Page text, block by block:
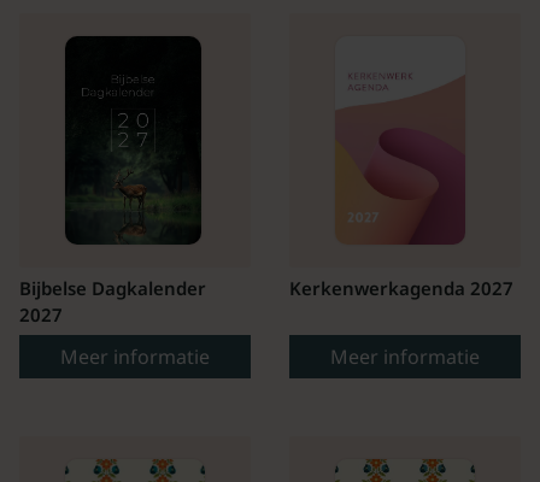
Bijbelse Dagkalender
2027
Meer informatie
Kerkenwerkagenda 2027
Meer informatie